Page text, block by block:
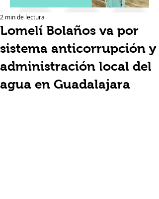
Lomelí Bolaños va por
sistema anticorrupción y
administración local del
agua en Guadalajara
2 min de lectura